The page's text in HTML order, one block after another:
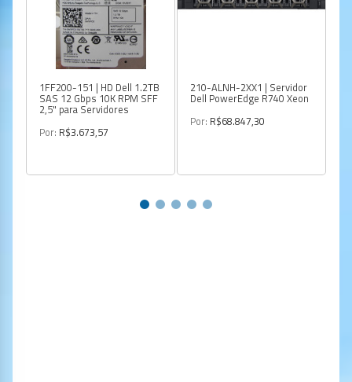
1FF200-151 | HD Dell 1.2TB
SAS 12 Gbps 10K RPM SFF
2,5" para Servidores
Por: R$3.673,57
210-ALNH-2XX1 | Servidor
Dell PowerEdge R740 Xeon
Por: R$68.847,30